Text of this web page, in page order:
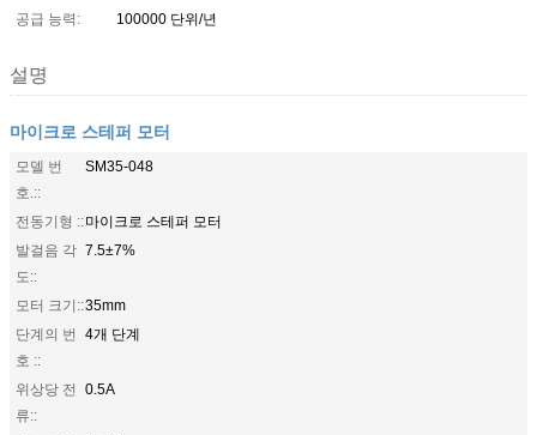
공급 능력:
100000 단위/년
설명
마이크로 스테퍼 모터
모델 번
호.::
SM35-048
전동기형 ::마이크로 스테퍼 모터
발걸음 각
도::
7.5±7%
모터 크기::35mm
단계의 번
호 ::
4개 단계
위상당 전
류::
0.5A